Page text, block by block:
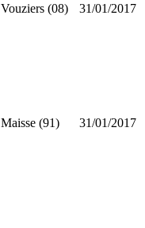
Vouziers (08) 31/01/2017
Maisse (91) 31/01/2017